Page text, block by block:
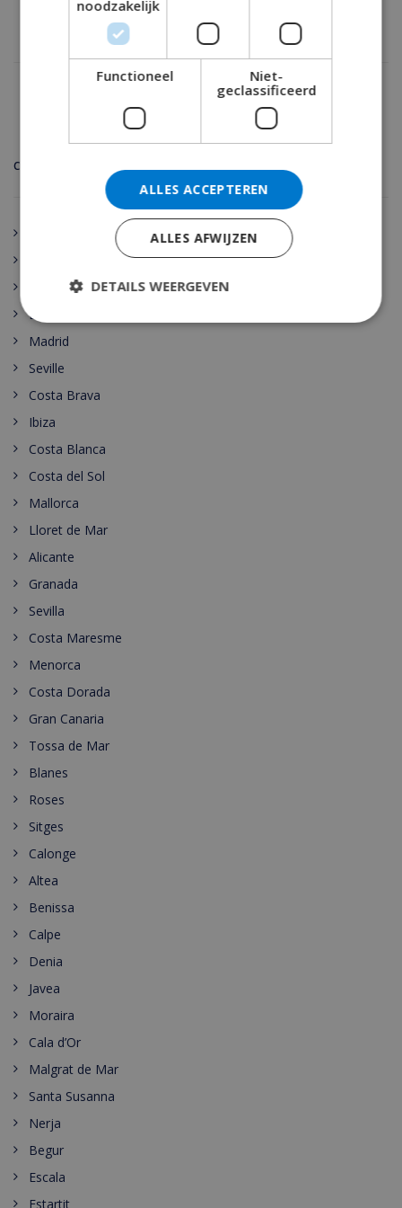
CATEGORIEËN
Vakantiehuizen Spanje
Vakantiehuizen Spanje
Barcelona
Madrid
Seville
Costa Brava
Ibiza
Costa Blanca
Costa del Sol
Mallorca
Lloret de Mar
Alicante
Granada
Sevilla
Costa Maresme
Menorca
Costa Dorada
Gran Canaria
Tossa de Mar
Blanes
Roses
Sitges
Calonge
Altea
Benissa
Calpe
Denia
Javea
Moraira
Cala d’Or
Malgrat de Mar
Santa Susanna
Nerja
Begur
Escala
Estartit
noodzakelijk
Functioneel
Niet-
geclassificeerd
ALLES ACCEPTEREN
ALLES AFWIJZEN
DETAILS WEERGEVEN